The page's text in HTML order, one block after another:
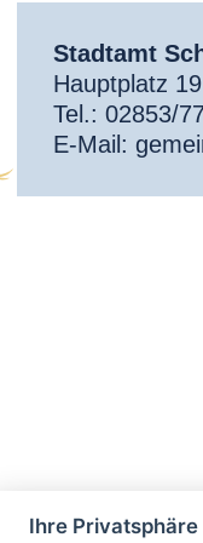
Stadtamt
Hauptplatz
Tel.: 02853/
E-Mail:
Ihre Privatsphäre